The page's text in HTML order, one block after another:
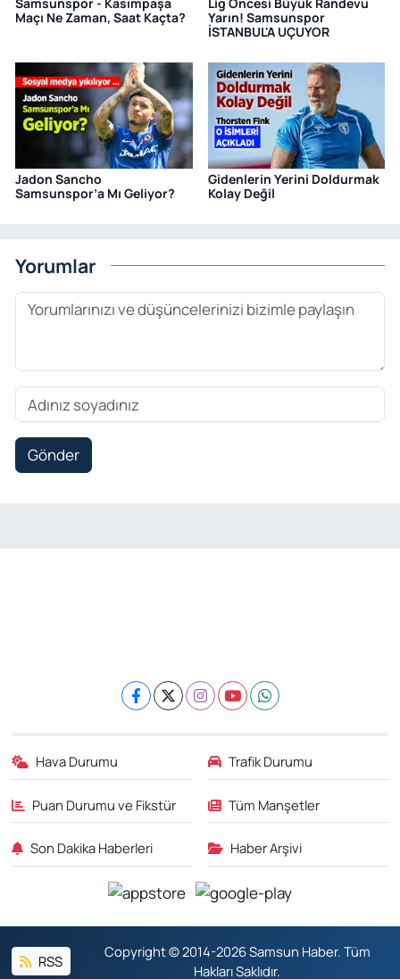
Maçı Ne Zaman, Saat Kaçta?
Yarın! Samsunspor
İSTANBUL'A UÇUYOR
Jadon Sancho
Samsunspor’a Mı Geliyor?
Gidenlerin Yerini Doldurmak
Kolay Değil
Yorumlar
Gönder
Hava Durumu Trafik Durumu
Puan Durumu ve Fikstür Tüm Manşetler
Son Dakika Haberleri Haber Arşivi
RSS
Copyright © 2014-2026 Samsun Haber. Tüm
Hakları Saklıdır.